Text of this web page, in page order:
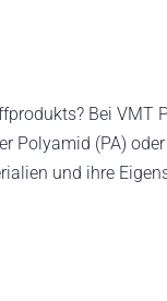
Bei VMT
(PA)
und ihre